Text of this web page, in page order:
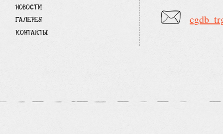
НОВОСТИ
ГАЛЕРЕЯ
КОНТАКТЫ